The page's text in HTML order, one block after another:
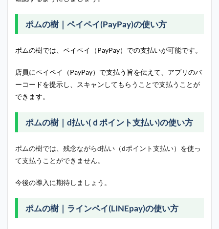
ポムの樹｜ペイペイ(PayPay)の使い方
ポムの樹では、ペイペイ（PayPay）での支払いが可能です。
店員にペイペイ（PayPay）で支払う旨を伝えて、アプリのバ
ーコードを提示し、スキャンしてもらうことで支払うことが
できます。
ポムの樹｜d払い(ｄポイント支払い)の使い方
ポムの樹では、残念ながらd払い（dポイント支払い）を使っ
て支払うことができません。
今後の導入に期待しましょう。
ポムの樹｜ラインペイ(LINEpay)の使い方